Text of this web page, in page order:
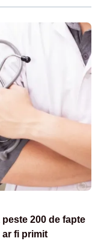
200 de fapte
ar fi primit